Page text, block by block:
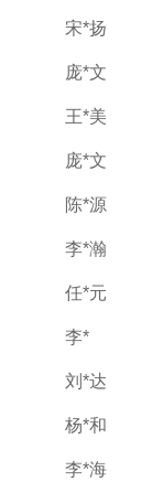
宋*扬
庞*文
王*美
庞*文
陈*源
李*瀚
任*元
李*
刘*达
杨*和
李*海